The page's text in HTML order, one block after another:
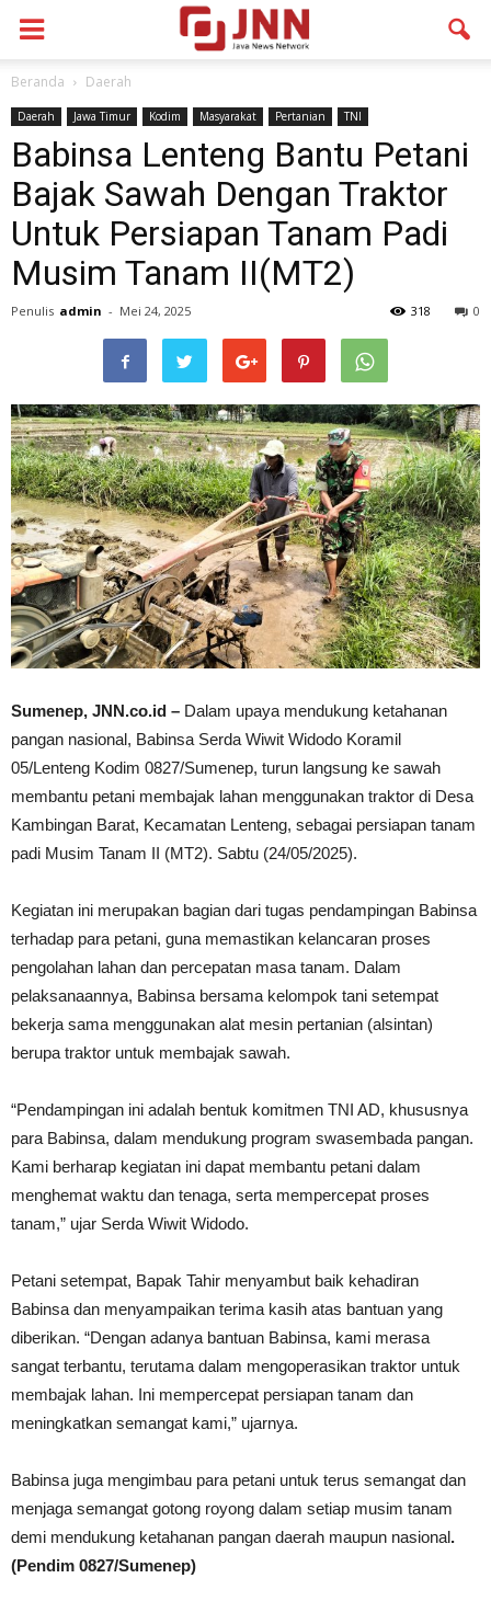
Beranda Daerah
Daerah Jawa Timur Kodim Masyarakat Pertanian TNI
Babinsa Lenteng Bantu Petani
Bajak Sawah Dengan Traktor
Untuk Persiapan Tanam Padi
Musim Tanam II(MT2)
Penulis admin - Mei 24, 2025 0
318
Sumenep, JNN.co.id – Dalam upaya mendukung ketahanan
pangan nasional, Babinsa Serda Wiwit Widodo Koramil
05/Lenteng Kodim 0827/Sumenep, turun langsung ke sawah
membantu petani membajak lahan menggunakan traktor di Desa
Kambingan Barat, Kecamatan Lenteng, sebagai persiapan tanam
padi Musim Tanam II (MT2). Sabtu (24/05/2025).
Kegiatan ini merupakan bagian dari tugas pendampingan Babinsa
terhadap para petani, guna memastikan kelancaran proses
pengolahan lahan dan percepatan masa tanam. Dalam
pelaksanaannya, Babinsa bersama kelompok tani setempat
bekerja sama menggunakan alat mesin pertanian (alsintan)
berupa traktor untuk membajak sawah.
“Pendampingan ini adalah bentuk komitmen TNI AD, khususnya
para Babinsa, dalam mendukung program swasembada pangan.
Kami berharap kegiatan ini dapat membantu petani dalam
menghemat waktu dan tenaga, serta mempercepat proses
tanam,” ujar Serda Wiwit Widodo.
Petani setempat, Bapak Tahir menyambut baik kehadiran
Babinsa dan menyampaikan terima kasih atas bantuan yang
diberikan. “Dengan adanya bantuan Babinsa, kami merasa
sangat terbantu, terutama dalam mengoperasikan traktor untuk
membajak lahan. Ini mempercepat persiapan tanam dan
meningkatkan semangat kami,” ujarnya.
Babinsa juga mengimbau para petani untuk terus semangat dan
menjaga semangat gotong royong dalam setiap musim tanam
demi mendukung ketahanan pangan daerah maupun nasional.
(Pendim 0827/Sumenep)